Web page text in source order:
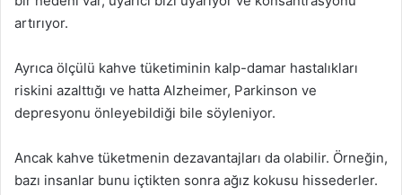
e
e
k
artırıyor.
Ayrıca ölçülü kahve tüketiminin kalp-damar hastalıkları
riskini azalttığı ve hatta Alzheimer, Parkinson ve
depresyonu önleyebildiği bile söyleniyor.
Ancak kahve tüketmenin dezavantajları da olabilir. Örneğin,
bazı insanlar bunu içtikten sonra ağız kokusu hissederler.